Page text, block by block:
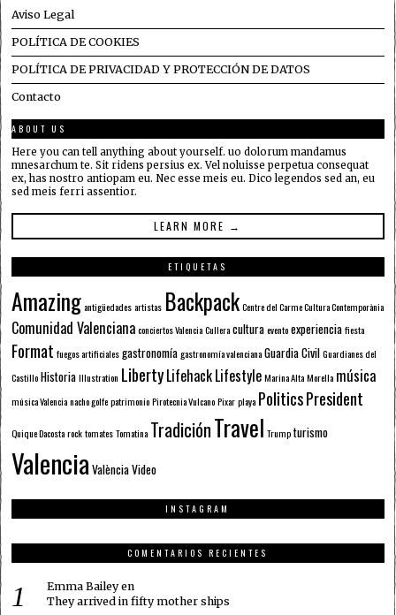
Aviso Legal
POLÍTICA DE COOKIES
POLÍTICA DE PRIVACIDAD Y PROTECCIÓN DE DATOS
Contacto
ABOUT US
Here you can tell anything about yourself. uo dolorum mandamus
mnesarchum te. Sit ridens persius ex. Vel noluisse perpetua consequat
ex, has nostro antiopam eu. Nec esse meis eu. Dico legendos sed an, eu
sed meis ferri assentior.
LEARN MORE →
ETIQUETAS
Amazing antigüedades artistas Backpack Centre del Carme Cultura Contemporània
Comunidad Valenciana conciertos Valencia Cullera cultura evento experiencia fiesta
Format fuegos artificiales gastronomía gastronomía valenciana Guardia Civil Guardianes del
Castillo Historia Illustration LibertyLifehackLifestyle Marina Alta Morella música
música Valencia nacho golfe patrimonio Pirotecnia Vulcano Pixar playa PoliticsPresident
Quique Dacosta rock tomates Tomatina TradiciónTravel Trump turismo
Valencia ValènciaVideo
INSTAGRAM
COMENTARIOS RECIENTES
Emma Baileyen
They arrived in fifty mother ships